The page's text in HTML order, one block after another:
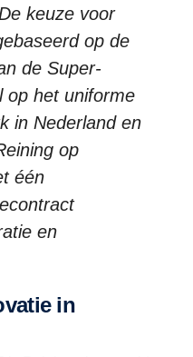
keuze voor
op de
de Super-
op het uniforme
in Nederland en
op
één
en